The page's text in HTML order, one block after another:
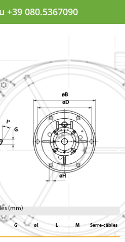
080.5367090
øH
øB
øD
G
I°
(mm)
G øI L M Serre-câbles